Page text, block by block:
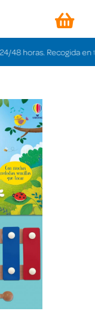
Recogida en